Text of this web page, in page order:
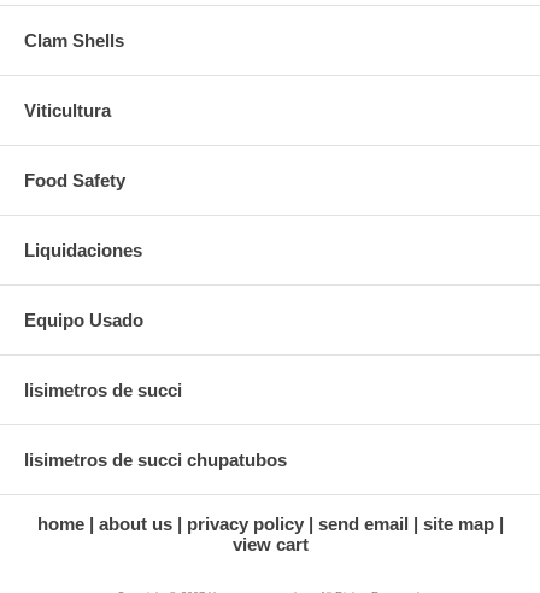
Clam Shells
Viticultura
Food Safety
Liquidaciones
Equipo Usado
lisimetros de succi
lisimetros de succi chupatubos
home about us privacy policy send email
site map
view cart